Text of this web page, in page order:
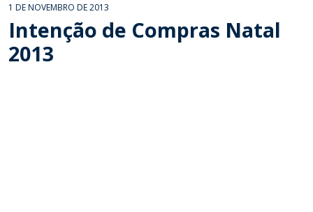
1 DE NOVEMBRO DE 2013
Intenção de Compras Natal
2013